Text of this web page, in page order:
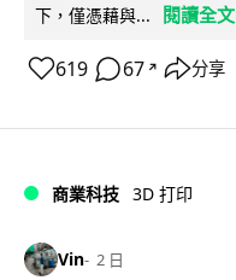
下，僅憑藉與...
閱讀全文
619 67 ↗ 分享
商業科技 3D 打印
Vin 2 日